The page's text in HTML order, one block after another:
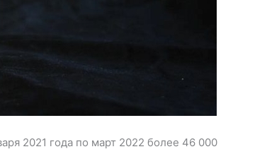
2021 года по март 2022 более 46 000